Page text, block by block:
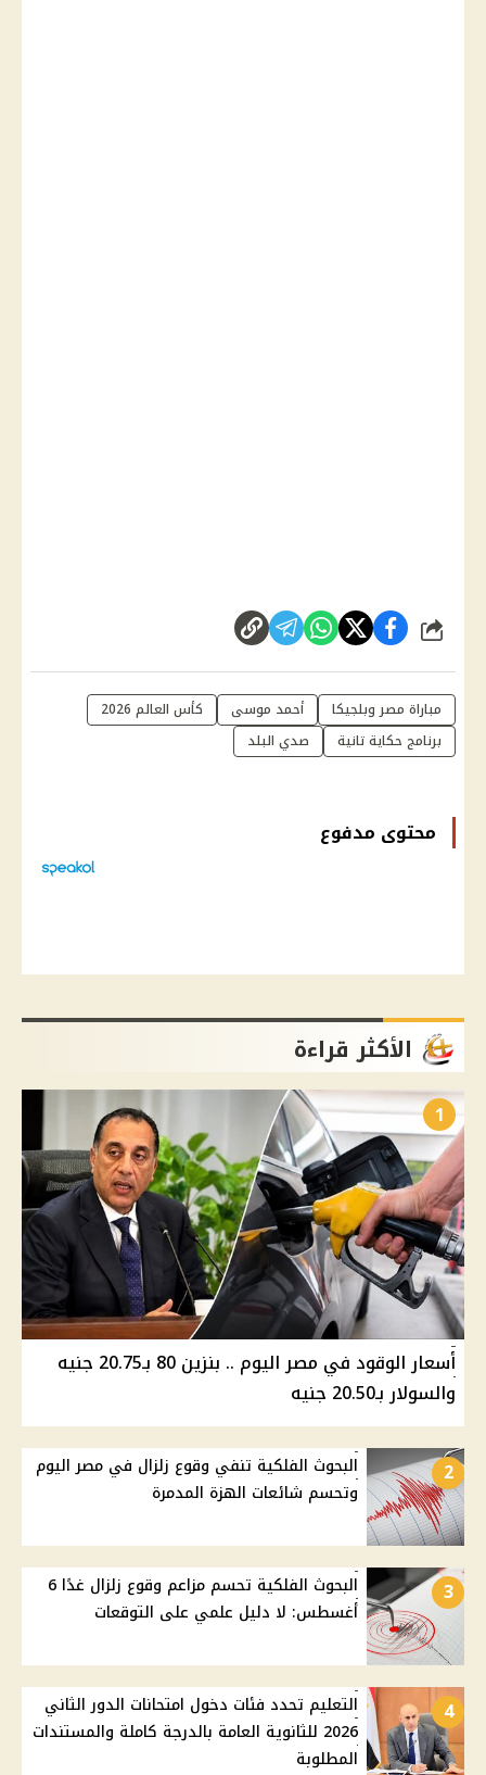
شارك
مباراة مصر وبلجيكا أحمد موسى
كأس العالم 2026
برنامج حكاية تانية
صدي البلد
محتوى مدفوع
الأكثر قراءة
1
أسعار الوقود في مصر اليوم .. بنزين 80 بـ20.75 جنيه
والسولار بـ20.50 جنيه
2
البحوث الفلكية تنفي وقوع زلزال في مصر اليوم
وتحسم شائعات الهزة المدمرة
3
البحوث الفلكية تحسم مزاعم وقوع زلزال غدًا 6
أغسطس: لا دليل علمي على التوقعات
4
التعليم تحدد فئات دخول امتحانات الدور الثاني
2026 للثانوية العامة بالدرجة كاملة والمستندات
المطلوبة